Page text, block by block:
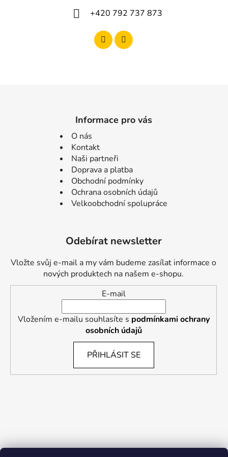
+420 792 737 873
Informace pro vás
O nás
Kontakt
Naši partneři
Doprava a platba
Obchodní podmínky
Ochrana osobních údajů
Velkoobchodní spolupráce
Odebírat newsletter
Vložte svůj e-mail a my vám budeme zasílat informace o
nových produktech na našem e-shopu.
E-mail
Vložením e-mailu souhlasíte s podmínkami ochrany
osobních údajů
PŘIHLÁSIT SE